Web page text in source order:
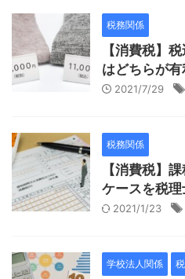
税務関係
【消費税】
はどちらが有
2021/7/29
税務関係
【消費税】
ケースを税理
2021/1/23
学校法人関係